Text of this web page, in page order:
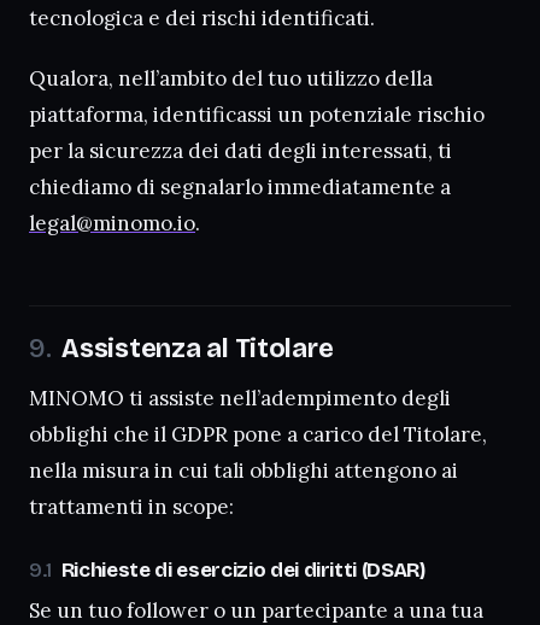
tecnologica e dei rischi identificati.
Qualora, nell’ambito del tuo utilizzo della
piattaforma, identificassi un potenziale rischio
per la sicurezza dei dati degli interessati, ti
chiediamo di segnalarlo immediatamente a
legal@minomo.io.
Assistenza al Titolare
MINOMO ti assiste nell’adempimento degli
obblighi che il GDPR pone a carico del Titolare,
nella misura in cui tali obblighi attengono ai
trattamenti in scope:
Richieste di esercizio dei diritti (DSAR)
Se un tuo follower o un partecipante a una tua